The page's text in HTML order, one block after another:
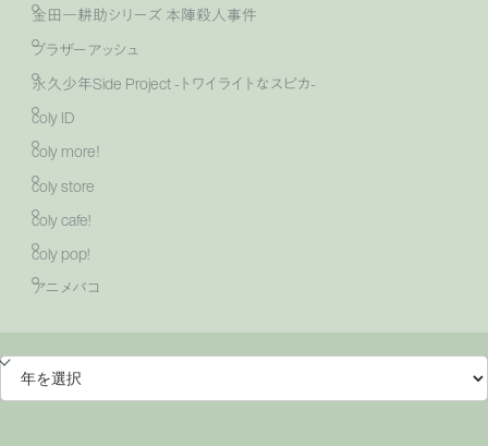
金田一耕助シリーズ 本陣殺人事件
ブラザーアッシュ
永久少年Side Project -トワイライトなスピカ-
coly ID
coly more！
coly store
coly cafe!
coly pop!
アニメバコ